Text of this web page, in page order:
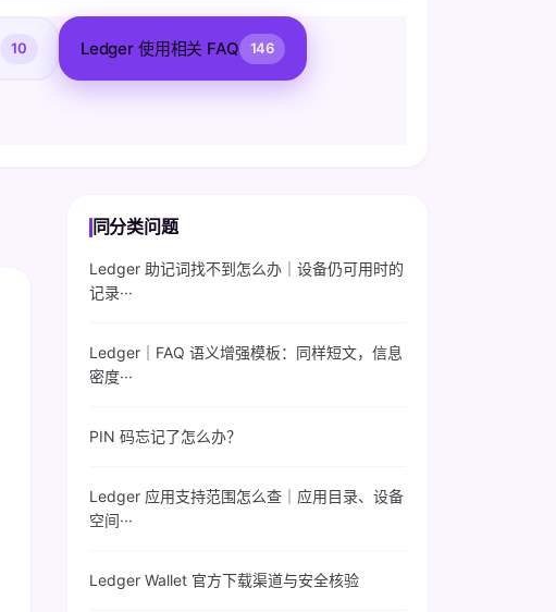
10 Ledger 使用相关 FAQ 146
同分类问题
Ledger 助记词找不到怎么办｜设备仍可用时的
记录···
Ledger｜FAQ 语义增强模板：同样短文，信息
密度···
PIN 码忘记了怎么办？
Ledger 应用支持范围怎么查｜应用目录、设备
空间···
Ledger Wallet 官方下载渠道与安全核验